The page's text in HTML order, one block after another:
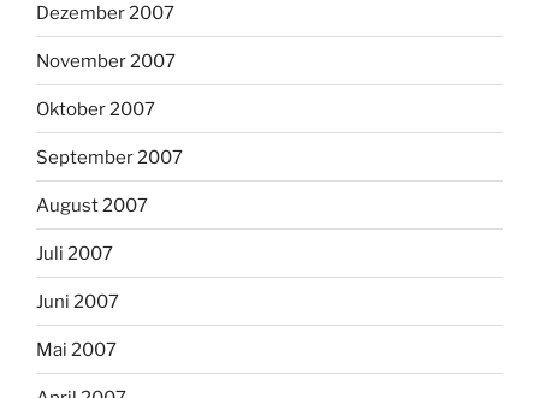
Dezember 2007
November 2007
Oktober 2007
September 2007
August 2007
Juli 2007
Juni 2007
Mai 2007